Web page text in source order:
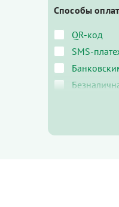
Способы
QR-код
SMS-